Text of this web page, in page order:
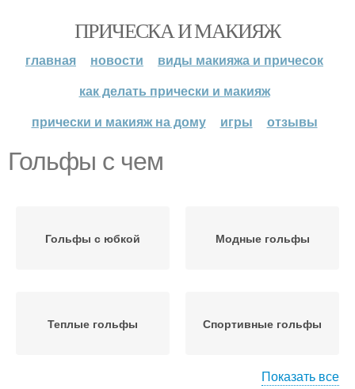
ПРИЧЕСКА И МАКИЯЖ
главная новости
виды макияжа и причесок
как делать прически и макияж
прически и макияж на дому
игры отзывы
Гольфы с чем
Гольфы с юбкой Модные гольфы
Теплые гольфы Спортивные гольфы
Показать все